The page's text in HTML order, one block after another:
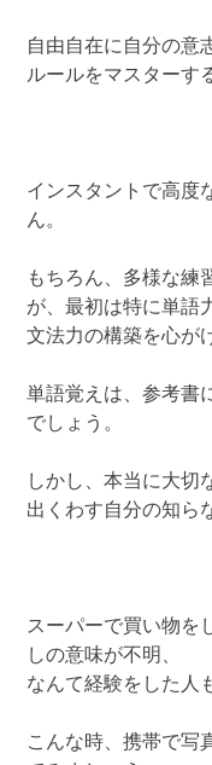
自由自在に自分の意
ルールをマスターす
インスタントで高度
ん。
もちろん、多様な練
が、最初は特に単語
文法力の構築を心が
単語覚えは、参考書
でしょう。
しかし、本当に大切
出くわす自分の知ら
スーパーで買い物を
しの意味が不明、
なんて経験をした人
こんな時、携帯で写